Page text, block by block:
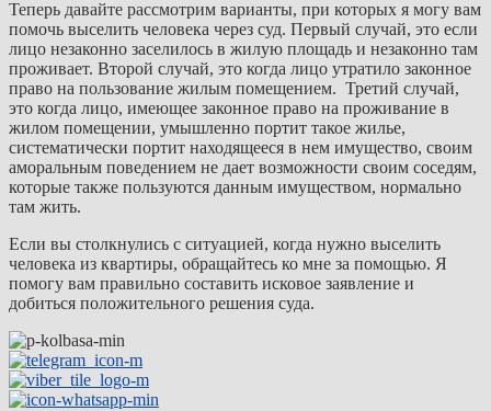
Теперь давайте рассмотрим варианты, при которых я могу вам
помочь выселить человека через суд. Первый случай, это если
лицо незаконно заселилось в жилую площадь и незаконно там
проживает. Второй случай, это когда лицо утратило законное
право на пользование жилым помещением. Третий случай,
это когда лицо, имеющее законное право на проживание в
жилом помещении, умышленно портит такое жилье,
систематически портит находящееся в нем имущество, своим
аморальным поведением не дает возможности своим соседям,
которые также пользуются данным имуществом, нормально
там жить.
Если вы столкнулись с ситуацией, когда нужно выселить
человека из квартиры, обращайтесь ко мне за помощью. Я
помогу вам правильно составить исковое заявление и
добиться положительного решения суда.